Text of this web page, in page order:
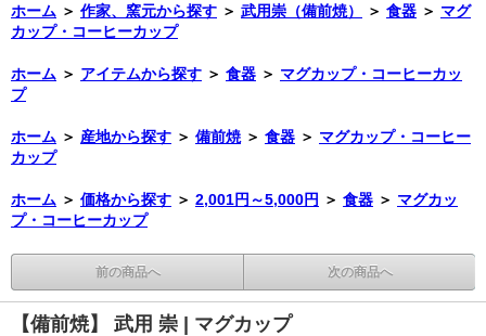
ホーム ＞ 作家、窯元から探す ＞ 武用崇（備前焼） ＞ 食器 ＞ マグ
カップ・コーヒーカップ
ホーム ＞ アイテムから探す ＞ 食器 ＞ マグカップ・コーヒーカッ
プ
ホーム ＞ 産地から探す ＞ 備前焼 ＞ 食器 ＞ マグカップ・コーヒー
カップ
ホーム ＞ 価格から探す ＞ 2,001円～5,000円 ＞ 食器 ＞ マグカッ
プ・コーヒーカップ
前の商品へ 次の商品へ
【備前焼】 武用 崇 | マグカップ